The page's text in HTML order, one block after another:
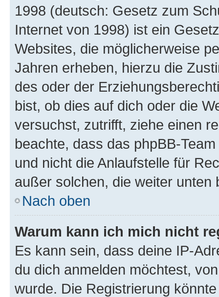
1998 (deutsch: Gesetz zum
Internet von 1998) ist ein
Websites, die möglicherweise
Jahren erheben, hierzu die
des oder der
bist, ob dies auf dich oder die
versuchst, zutrifft, ziehe einen
beachte, dass das phpBB-
und nicht die Anlaufstelle für
außer solchen, die weiter unten
Nach oben
Warum kann ich mich nicht
Es kann sein, dass deine IP-
du dich anmelden möchtest,
wurde. Die Registrierung